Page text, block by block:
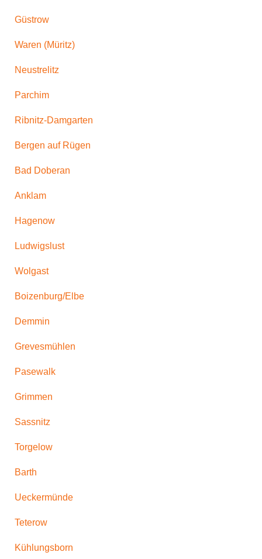
Güstrow
Waren (Müritz)
Neustrelitz
Parchim
Ribnitz-Damgarten
Bergen auf Rügen
Bad Doberan
Anklam
Hagenow
Ludwigslust
Wolgast
Boizenburg/Elbe
Demmin
Grevesmühlen
Pasewalk
Grimmen
Sassnitz
Torgelow
Barth
Ueckermünde
Teterow
Kühlungsborn